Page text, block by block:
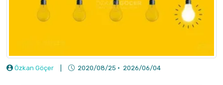
Özkan Göçer 2020/08/25 · 2026/06/04